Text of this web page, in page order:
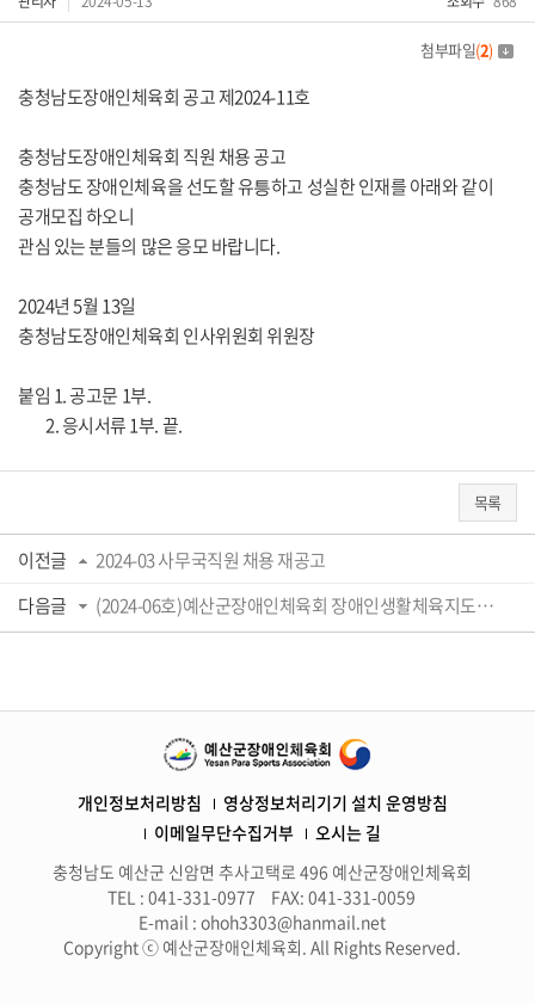
첨부파일(2)
충청남도장애인체육회 공고 제2024-11호
충청남도장애인체육회 직원 채용 공고
충청남도 장애인체육을 선도할 유틍하고 성실한 인재를 아래와 같이
공개모집 하오니
관심 있는 분들의 많은 응모 바랍니다.
2024년 5월 13일
충청남도장애인체육회 인사위원회 위원장
붙임 1. 공고문 1부.
2. 응시서류 1부. 끝.
목록
이전글
2024-03 사무국직원 채용 재공고
다음글
(2024-06호)예산군장애인체육회 장애인생활체육지도자 채용 재공고
개인정보처리방침
영상정보처리기기 설치 운영방침
이메일무단수집거부
오시는 길
충청남도 예산군 신암면 추사고택로 496 예산군장애인체육회
TEL : 041-331-0977
FAX: 041-331-0059
E-mail : ohoh3303@hanmail.net
Copyright ⓒ 예산군장애인체육회. All Rights Reserved.